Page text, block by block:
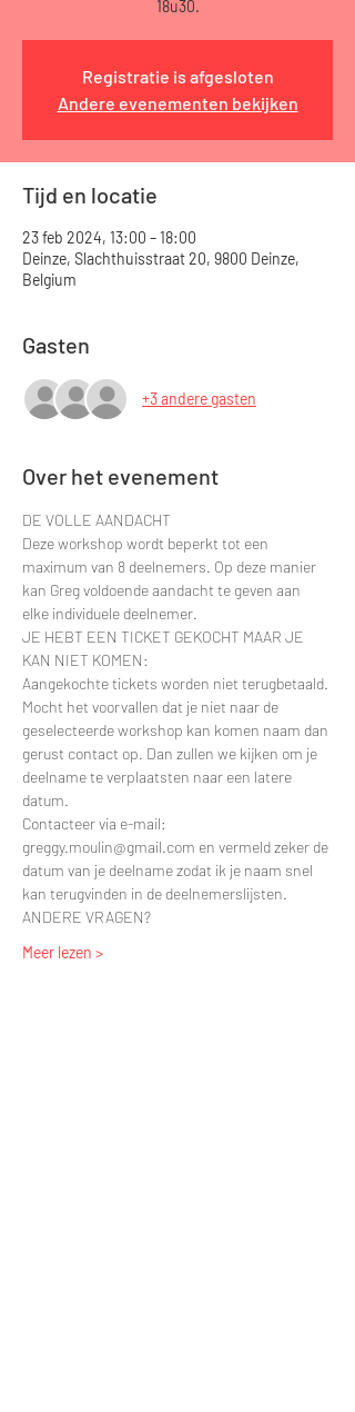
18u30.
Registratie is afgesloten
Andere evenementen bekijken
Tijd en locatie
23 feb 2024, 13:00 – 18:00
Deinze, Slachthuisstraat 20, 9800 Deinze,
Belgium
Gasten
+3 andere gasten
Over het evenement
DE VOLLE AANDACHT
Deze workshop wordt beperkt tot een
maximum van 8 deelnemers. Op deze manier
kan Greg voldoende aandacht te geven aan
elke individuele deelnemer.
JE HEBT EEN TICKET GEKOCHT MAAR JE
KAN NIET KOMEN:
Aangekochte tickets worden niet terugbetaald.
Mocht het voorvallen dat je niet naar de
geselecteerde workshop kan komen naam dan
gerust contact op. Dan zullen we kijken om je
deelname te verplaatsten naar een latere
datum.
Contacteer via e-mail:
greggy.moulin@gmail.com en vermeld zeker de
datum van je deelname zodat ik je naam snel
kan terugvinden in de deelnemerslijsten.
ANDERE VRAGEN?
Meer lezen >